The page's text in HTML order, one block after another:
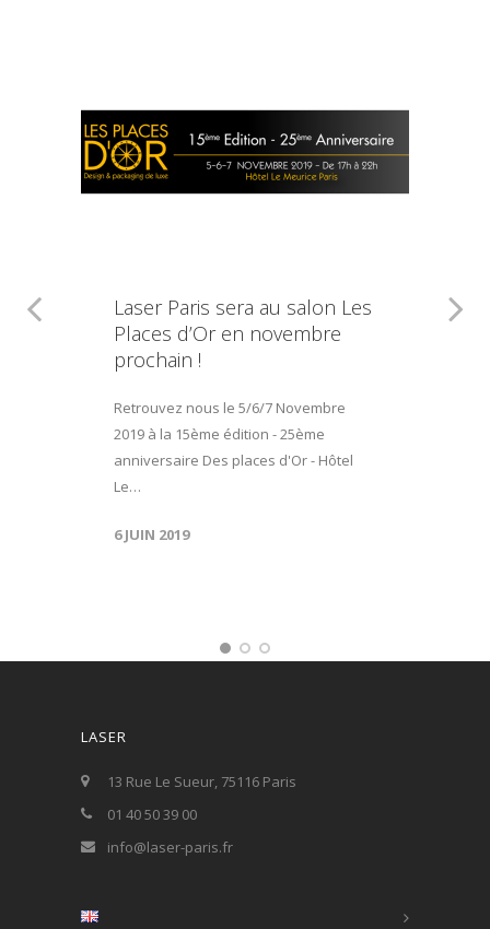
Laser Paris sera au salon Les
Places d’Or en novembre
prochain !
Retrouvez nous le 5/6/7 Novembre
2019 à la 15ème édition - 25ème
anniversaire Des places d'Or - Hôtel
Le…
6 JUIN 2019
LASER
13 Rue Le Sueur, 75116 Paris
01 40 50 39 00
info@laser-paris.fr